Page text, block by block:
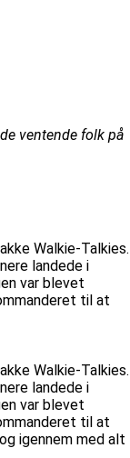
ventende folk på
Walkie-Talkies.
landede i
var blevet
til at
Walkie-Talkies.
landede i
var blevet
til at
igennem med alt